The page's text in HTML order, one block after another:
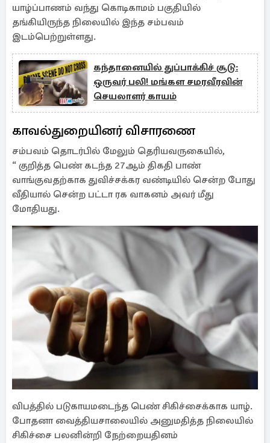
யாழ்ப்பாணம் வந்து கொடிகாமம் பகுதியில்
தங்கியிருந்த நிலையில் இந்த சம்பவம்
இடம்பெற்றுள்ளது.
கந்தானையில் துப்பாக்கிச் சூடு:
ஒருவர் பலி! மங்கள சமரவீரவின்
செயலாளர் காயம்
காவல்துறையினர் விசாரணை
சம்பவம் தொடர்பில் மேலும் தெரியவருகையில்,
“ குறித்த பெண் கடந்த 27ஆம் திகதி பாண்
வாங்குவதற்காக துவிச்சக்கர வண்டியில் சென்ற போது
வீதியால் சென்ற பட்டா ரக வாகனம் அவர் மீது
மோதியது.
விபத்தில் படுகாயமடைந்த பெண் சிகிச்சைக்காக யாழ்.
போதனா வைத்தியசாலையில் அனுமதித்த நிலையில்
சிகிச்சை பலனின்றி நேற்றையதினம்